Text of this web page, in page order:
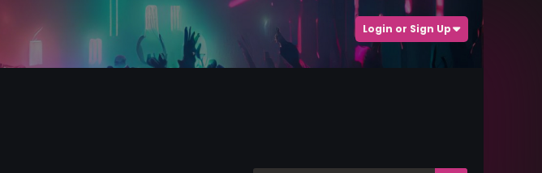
Login or Sign Up